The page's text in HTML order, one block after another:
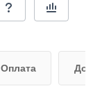
Оплата